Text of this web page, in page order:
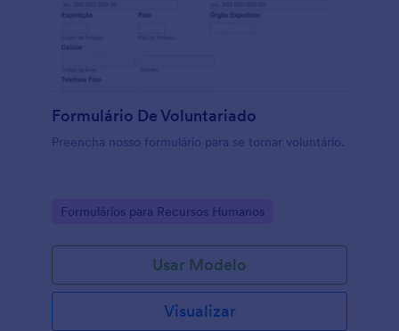
Formulário De Voluntariado
Preencha nosso formulário para se tornar voluntário.
Go to Category:
Formulários para Recursos Humanos
Usar Modelo
Visualizar